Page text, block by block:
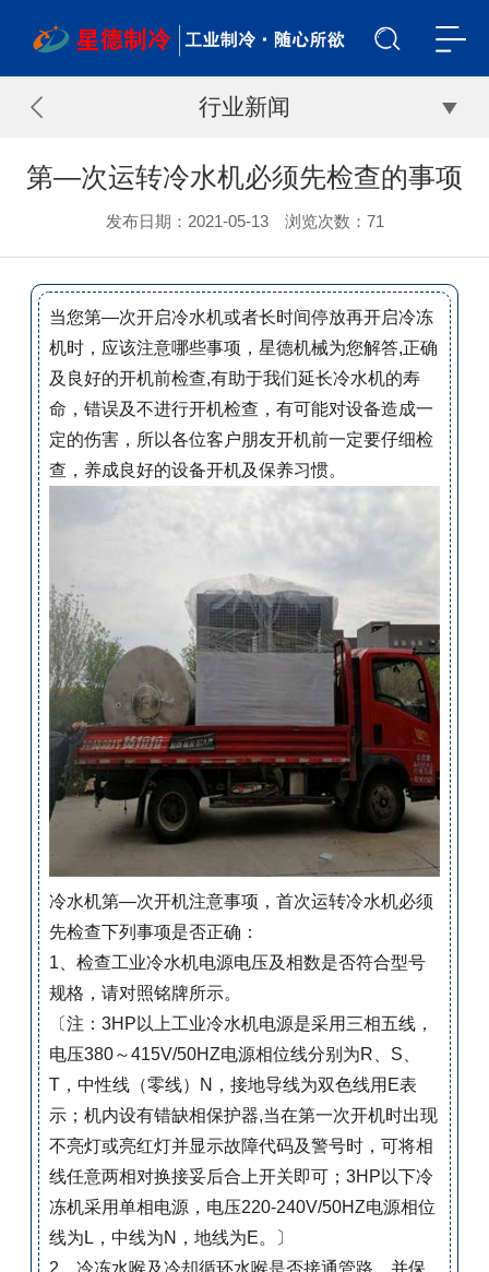
行业新闻
第—次运转冷水机必须先检查的事项
发布日期：2021-05-13 浏览次数： 71
当您第—次开启冷水机或者长时间停放再开启冷冻
机时，应该注意哪些事项，星德机械为您解答,正确
及良好的开机前检查,有助于我们延长冷水机的寿
命，错误及不进行开机检查，有可能对设备造成一
定的伤害，所以各位客户朋友开机前一定要仔细检
查，养成良好的设备开机及保养习惯。
冷水机第—次开机注意事项，首次运转冷水机必须
先检查下列事项是否正确：
1、检查工业冷水机电源电压及相数是否符合型号
规格，请对照铭牌所示。
〔注：3HP以上工业冷水机电源是采用三相五线，
电压380～415V/50HZ电源相位线分别为R、S、
T，中性线（零线）N，接地导线为双色线用E表
示；机内设有错缺相保护器,当在第一次开机时出现
不亮灯或亮红灯并显示故障代码及警号时，可将相
线任意两相对换接妥后合上开关即可；3HP以下冷
冻机采用单相电源，电压220-240V/50HZ电源相位
线为L，中线为N，地线为E。〕